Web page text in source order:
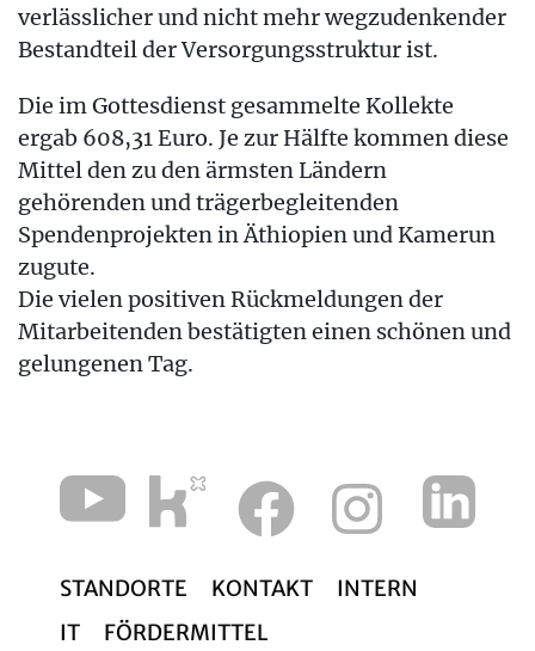
verlässlicher und nicht mehr wegzudenkender
Bestandteil der Versorgungsstruktur ist.
Die im Gottesdienst gesammelte Kollekte
ergab 608,31 Euro. Je zur Hälfte kommen diese
Mittel den zu den ärmsten Ländern
gehörenden und trägerbegleitenden
Spendenprojekten in Äthiopien und Kamerun
zugute.
Die vielen positiven Rückmeldungen der
Mitarbeitenden bestätigten einen schönen und
gelungenen Tag.
STANDORTE KONTAKT
INTERN
IT
FÖRDERMITTEL